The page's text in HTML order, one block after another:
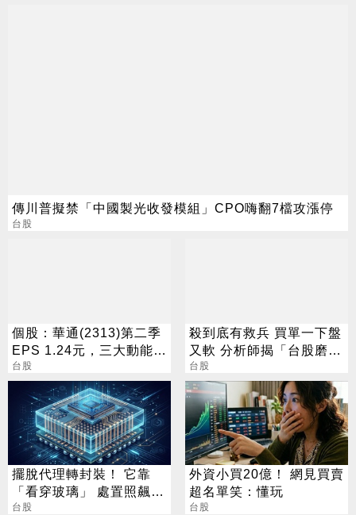
傳川普擬禁「中國製光收發模組」CPO嗨翻7檔攻漲停
台股
個股：華通(2313)第二季
EPS 1.24元，三大動能加
持，營運展望逐季向上
台股
殺到底有救兵 買單一下盤
又軟 分析師揭「台股磨
人」背後真相
台股
擺脫代理轉封裝！ 它靠
「看穿玻璃」 處置照飆2
漲停
台股
外資小買20億！ 網見買賣
超名單笑：懂玩
台股